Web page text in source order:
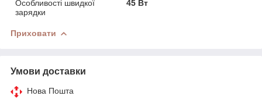
Особливості швидкої
зарядки
45 Вт
Приховати
Умови доставки
Нова Пошта